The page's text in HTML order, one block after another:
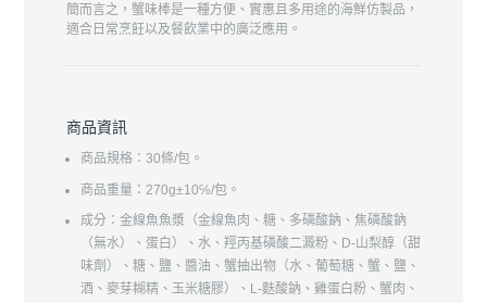
簡而言之，蟹味棒是一種方便、實惠且多用途的海鮮仿製品，
適合日常烹飪以及餐飲業中的廣泛應用。
商品資訊
商品規格：30條/包。
商品重量：270g±10℅/包。
成分： 金線魚魚漿（金線魚肉、糖、多磷酸鈉、焦磷酸鈉
（無水）、蛋白）、水、羥丙基磷酸二澱粉、D-山梨醇（甜
味劑）、糖、鹽、醬油、蟹抽出物（水、葡萄糖、蟹、鹽、
酒、麥芽糊精、玉米糖膠）、L-麩酸鈉、雞蛋白粉、蟹肉、